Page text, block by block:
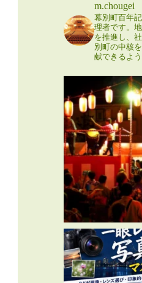
m.chougei
幕別町百年
理者です。
を推進し、
別町の中核
献できるよう